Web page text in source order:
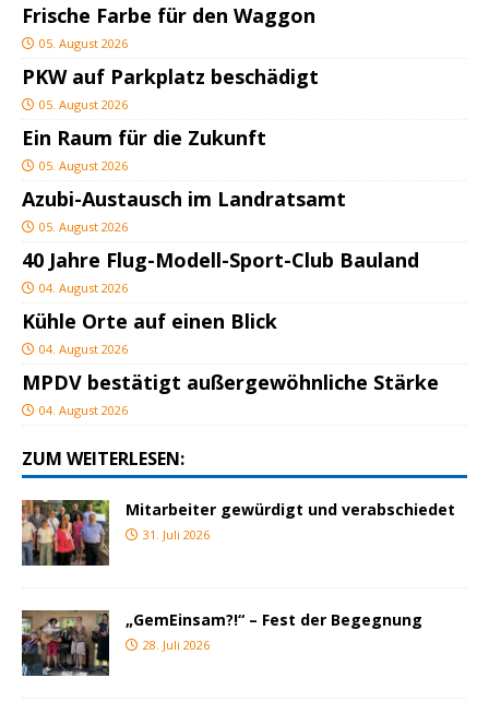
Frische Farbe für den Waggon
05. August 2026
PKW auf Parkplatz beschädigt
05. August 2026
Ein Raum für die Zukunft
05. August 2026
Azubi-Austausch im Landratsamt
05. August 2026
40 Jahre Flug-Modell-Sport-Club Bauland
04. August 2026
Kühle Orte auf einen Blick
04. August 2026
MPDV bestätigt außergewöhnliche Stärke
04. August 2026
ZUM WEITERLESEN:
Mitarbeiter gewürdigt und verabschiedet
31. Juli 2026
„GemEinsam?!“ – Fest der Begegnung
28. Juli 2026